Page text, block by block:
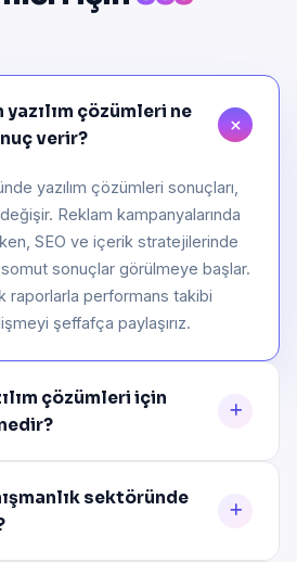
yazılım çözümleri ne
verir?
yazılım çözümleri sonuçları,
Reklam kampanyalarında
SEO ve içerik stratejilerinde
sonuçlar görülmeye başlar.
raporlarla performans takibi
şeffafça paylaşırız.
çözümleri için
sektöründe